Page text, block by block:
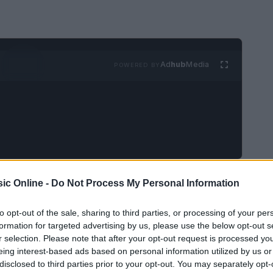
Online - Do Not Process My Personal Information
opt-out of the sale, sharing to third parties, or processing of your
for targeted advertising by us, please use the below opt-out
selection. Please note that after your opt-out request is processed
interest-based ads based on personal information utilized by us
to third parties prior to your opt-out. You may separately
AdhubMedia
a un’esperienza che non dimenticherai
da melodie che hanno segnato un’epoca,
musicisti. LaFrancesca Martinelli Quartetè
sold out, portando sul palco una
Scopriamo insieme perché questo evento è